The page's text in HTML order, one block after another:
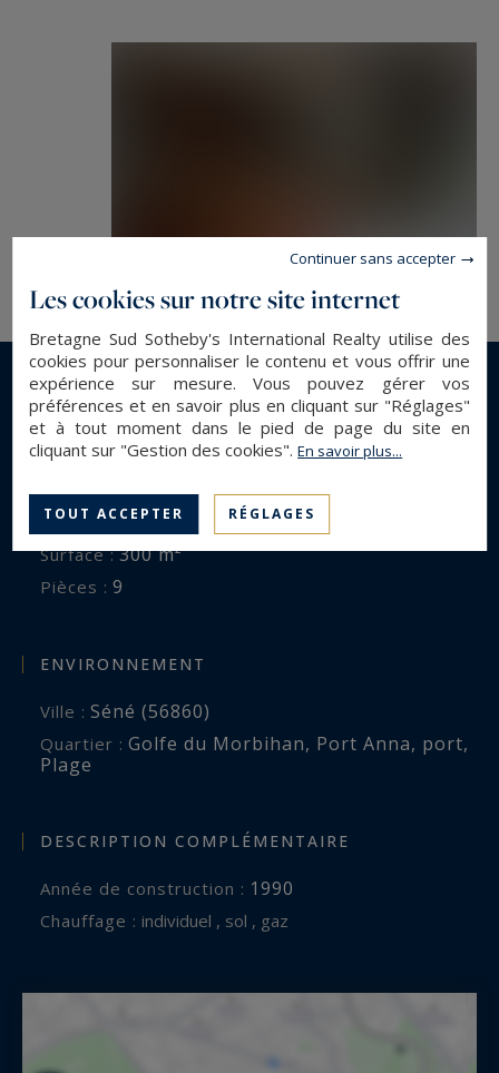
En savoir plus...
Type de bien : Maison Contemporaine
Surface : 300 m²
Pièces : 9
ENVIRONNEMENT
Ville : Séné (56860)
Quartier : Golfe du Morbihan, Port Anna, port,
Plage
DESCRIPTION COMPLÉMENTAIRE
Année de construction : 1990
Chauffage : individuel , sol , gaz
Les cookies sur notre site internet
Bretagne Sud Sotheby's International Realty utilise des
cookies pour personnaliser le contenu et vous offrir une
expérience sur mesure. Vous pouvez gérer vos
préférences et en savoir plus en cliquant sur "Réglages"
et à tout moment dans le pied de page du site en
cliquant sur "Gestion des cookies".En savoir plus...
TOUT ACCEPTER RÉGLAGES
Continuer sans accepter